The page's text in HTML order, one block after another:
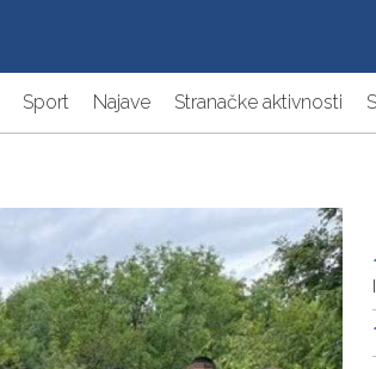
Sport Najave Stranačke aktivnosti